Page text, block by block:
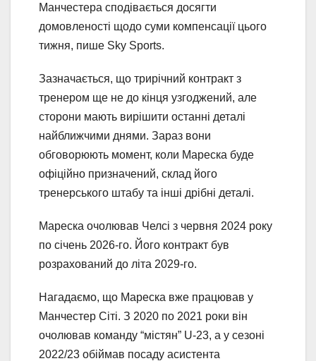
Манчестера сподівається досягти
домовленості щодо суми компенсації цього
тижня, пише Sky Sports.
Зазначається, що трирічний контракт з
тренером ще не до кінця узгоджений, але
сторони мають вирішити останні деталі
найближчими днями. Зараз вони
обговорюють момент, коли Мареска буде
офіційно призначений, склад його
тренерського штабу та інші дрібні деталі.
Мареска очолював Челсі з червня 2024 року
по січень 2026-го. Його контракт був
розрахований до літа 2029-го.
Нагадаємо, що Мареска вже працював у
Манчестер Сіті. З 2020 по 2021 роки він
очолював команду “містян” U-23, а у сезоні
2022/23 обіймав посаду асистента